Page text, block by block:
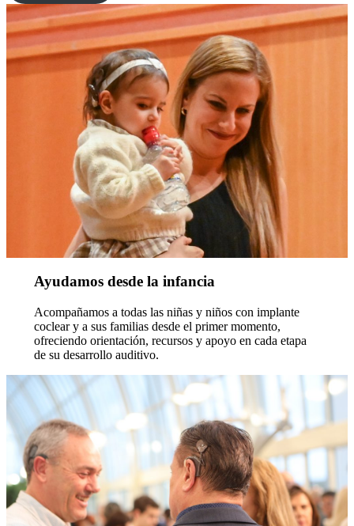
Ayudamos desde la infancia
Acompañamos a todas las niñas y niños con implante
coclear y a sus familias desde el primer momento,
ofreciendo orientación, recursos y apoyo en cada etapa
de su desarrollo auditivo.